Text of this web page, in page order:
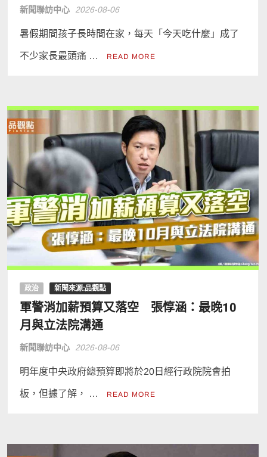
新聞聯訪中心 2026-08-06
暑假期間孩子長時間在家，每天「今天吃什麼」成了
不少家長最頭痛 … READ MORE
政治 新聞來源:品觀點
軍警消加薪預算又落空 張惇涵：最晚10
月與立法院溝通
新聞聯訪中心 2026-08-06
明年度中央政府總預算即將於20日經行政院院會拍
板，但據了解， … READ MORE